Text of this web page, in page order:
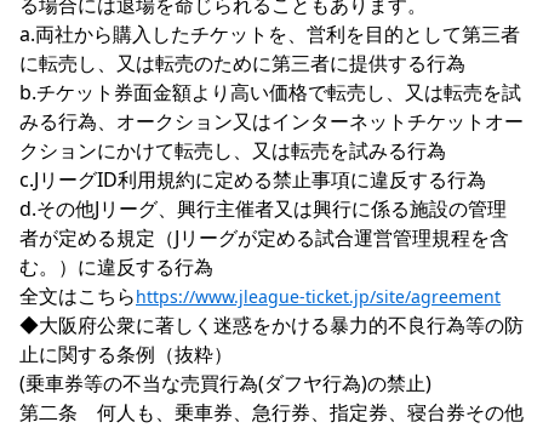
a.両社から購入したチケットを、営利を目的として第三者
に転売し、又は転売のために第三者に提供する行為
b.チケット券面金額より高い価格で転売し、又は転売を試
みる行為、オークション又はインターネットチケットオー
クションにかけて転売し、又は転売を試みる行為
c.JリーグID利用規約に定める禁止事項に違反する行為
d.その他Jリーグ、興行主催者又は興行に係る施設の管理
者が定める規定（Jリーグが定める試合運営管理規程を含
む。）に違反する行為
全文はこちらhttps://www.jleague-ticket.jp/site/agreement
◆大阪府公衆に著しく迷惑をかける暴力的不良行為等の防
止に関する条例（抜粋）
(乗車券等の不当な売買行為(ダフヤ行為)の禁止)
第二条　何人も、乗車券、急行券、指定券、寝台券その他